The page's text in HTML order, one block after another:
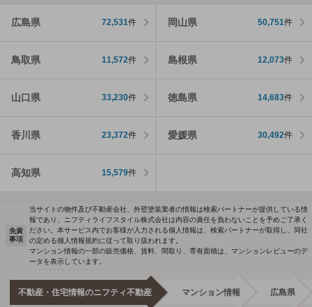
広島県 72,531件 岡山県 50,751件
鳥取県 11,572件 島根県 12,073件
山口県 33,230件 徳島県 14,683件
香川県 23,372件 愛媛県 30,492件
高知県 15,579件
免責
事項
当サイトの物件及び不動産会社、外壁塗装業者の情報は検索パートナーが提供している情
報であり、ニフティライフスタイル株式会社は内容の責任を負わないことを予めご了承く
ださい。本サービス内でお客様が入力される個人情報は、検索パートナーが取得し、同社
の定める個人情報規約に従って取り扱われます。
マンション情報の一部の販売価格、賃料、間取り、専有面積は、マンションレビューのデ
ータを表示しています。
不動産・住宅情報のニフティ不動産 マンション情報 広島県